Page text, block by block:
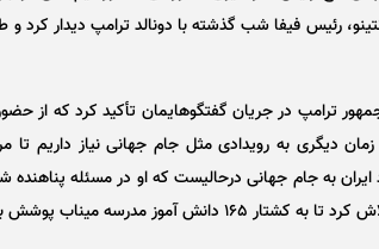
رئیس فیفا شب گذشته با دونالد ترامپ دیدار
ترامپ در جریان گفتگوهایمان تأکید کرد که از
دیگری به رویدادی مثل جام جهانی نیاز داریم تا
به جام جهانی درحالیست که او در مسئله پناهنده
بگذارد و خودش را در قامت ناجی دختران ایران جلوه دهد.